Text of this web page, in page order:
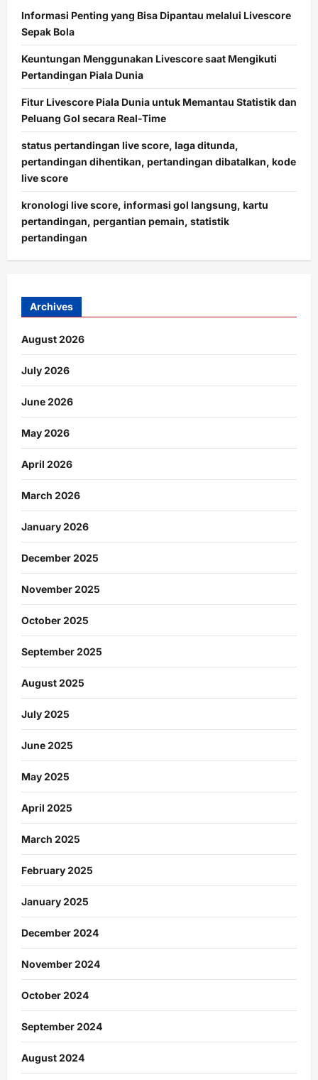
Informasi Penting yang Bisa Dipantau melalui Livescore
Sepak Bola
Keuntungan Menggunakan Livescore saat Mengikuti
Pertandingan Piala Dunia
Fitur Livescore Piala Dunia untuk Memantau Statistik dan
Peluang Gol secara Real-Time
status pertandingan live score, laga ditunda,
pertandingan dihentikan, pertandingan dibatalkan, kode
live score
kronologi live score, informasi gol langsung, kartu
pertandingan, pergantian pemain, statistik
pertandingan
Archives
August 2026
July 2026
June 2026
May 2026
April 2026
March 2026
January 2026
December 2025
November 2025
October 2025
September 2025
August 2025
July 2025
June 2025
May 2025
April 2025
March 2025
February 2025
January 2025
December 2024
November 2024
October 2024
September 2024
August 2024